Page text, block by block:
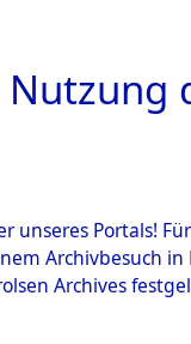
unseres Portals!
Archivbesuch
Archives